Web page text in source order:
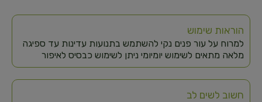
הוראות שימוש
למרוח על עור פנים נקי להשתמש בתנועות עדינות עד ספיגה
מלאה מתאים לשימוש יומיומי ניתן לשימוש כבסיס לאיפור
חשוב לשים לב